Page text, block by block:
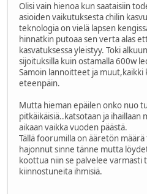
Olisi vain hienoa kun saataisiin
asioiden vaikutuksesta chilin
teknologia on vielä lapsen
hinnatkin putoaa sen verta alas
kasvatuksessa yleistyy. Toki
sijoituksilla kuin ostamalla 600w
Samoin lannoitteet ja muut,kaikki
eteenpäin.
Mutta hieman epäilen onko nuo
pitkäikäisiä..katsotaan ja
aikaan vaikka vuoden päästä.
Tällä foorumilla on ääretön
hajonnut sinne tänne mutta
koottua niin se palvelee varmasti
kiinnostuneita ihmisiä.